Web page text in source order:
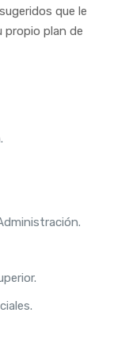
que le
propio plan de